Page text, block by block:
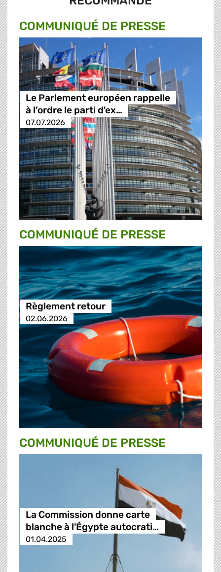
COMMUNIQUÉ DE PRESSE
Le Parlement européen rappelle
à l’ordre le parti d'ex…
07.07.2026
COMMUNIQUÉ DE PRESSE
Règlement retour
02.06.2026
COMMUNIQUÉ DE PRESSE
La Commission donne carte
blanche à l'Égypte autocrati…
01.04.2025